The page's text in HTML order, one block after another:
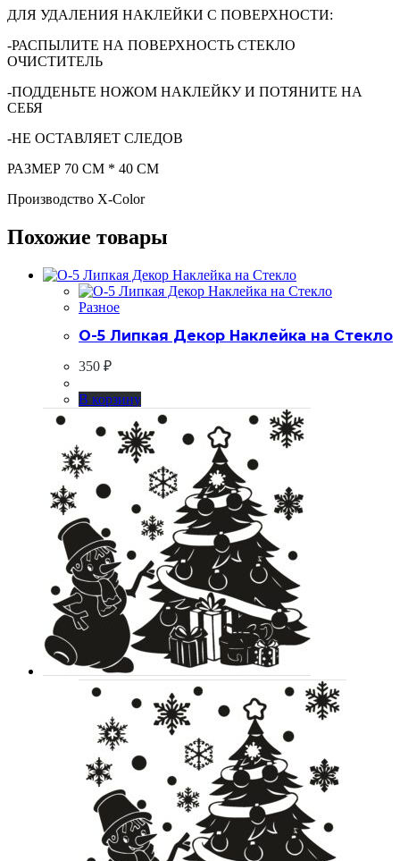
ДЛЯ УДАЛЕНИЯ НАКЛЕЙКИ С ПОВЕРХНОСТИ:
-РАСПЫЛИТЕ НА ПОВЕРХНОСТЬ СТЕКЛО
ОЧИСТИТЕЛЬ
-ПОДДЕНЬТЕ НОЖОМ НАКЛЕЙКУ И ПОТЯНИТЕ НА
СЕБЯ
-НЕ ОСТАВЛЯЕТ СЛЕДОВ
РАЗМЕР 70 СМ * 40 СМ
Производство X-Color
Похожие товары
Разное
О-5 Липкая Декор Наклейка на Стекло
350 ₽
В корзину